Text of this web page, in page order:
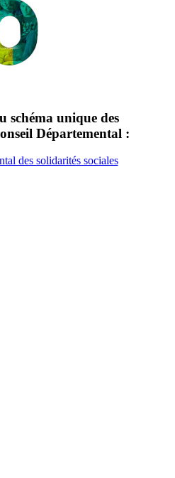
schéma unique des
Départemental :
des solidarités sociales